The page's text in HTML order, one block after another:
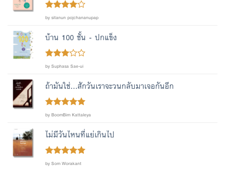
Rated4
by sitanun pojchananupap
บ้าน 100 ชั้น - ปกแข็ง
Rated
of 5
by Suphasa Sae-ui
ถ้ามันใช่...สักวันเราจะวนกลับมาเจอกันอีก
Rated5out
by BoomBim Kattaleya
ไม่มีวันไหนที่แย่เกินไป
Rated5out
by Som Worakant